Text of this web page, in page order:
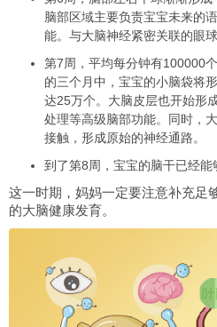
脑部区域主要负责宝宝未来的
能。与大脑神经紧密关联的眼
第7周，平均每分钟有100000
的三个月中，宝宝的小脑袋将
达25万个。大脑皮层也开始形
处理等高级脑部功能。同时，
接触，形成原始的神经通路。
到了第8周，宝宝的脑干已经能
这一时期，妈妈一定要注意补充足
的大脑健康发育。